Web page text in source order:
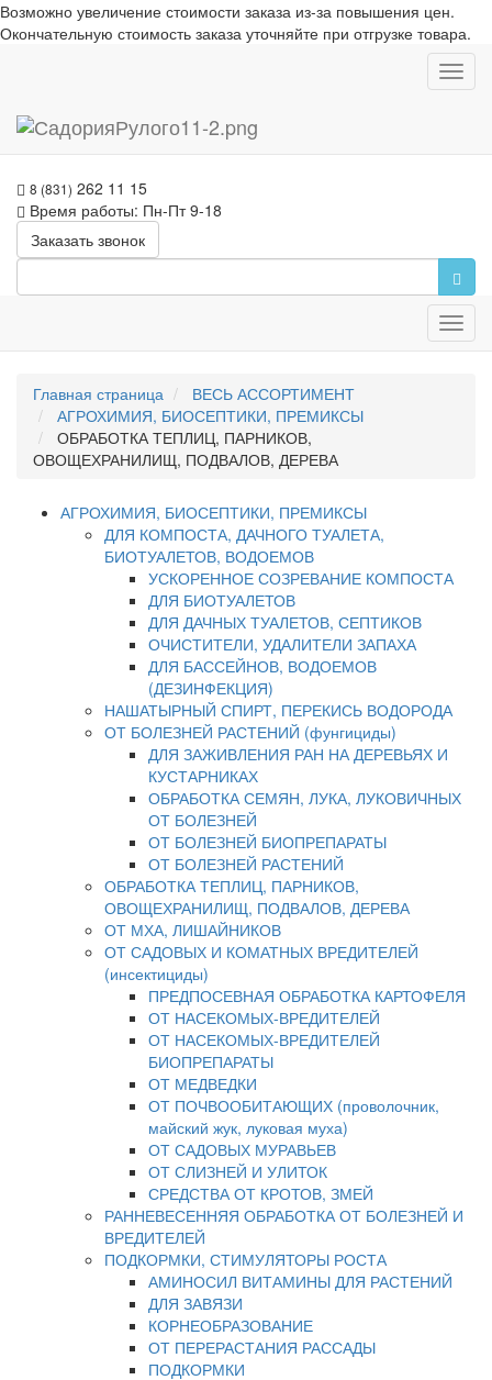
Возможно увеличение стоимости заказа из-за повышения цен.
Окончательную стоимость заказа уточняйте при отгрузке товара.
8 (831) 262 11 15
Время работы: Пн-Пт 9-18
Заказать звонок
Главная страница
ВЕСЬ АССОРТИМЕНТ
АГРОХИМИЯ, БИОСЕПТИКИ, ПРЕМИКСЫ
ОБРАБОТКА ТЕПЛИЦ, ПАРНИКОВ,
ОВОЩЕХРАНИЛИЩ, ПОДВАЛОВ, ДЕРЕВА
АГРОХИМИЯ, БИОСЕПТИКИ, ПРЕМИКСЫ
ДЛЯ КОМПОСТА, ДАЧНОГО ТУАЛЕТА,
БИОТУАЛЕТОВ, ВОДОЕМОВ
УСКОРЕННОЕ СОЗРЕВАНИЕ КОМПОСТА
ДЛЯ БИОТУАЛЕТОВ
ДЛЯ ДАЧНЫХ ТУАЛЕТОВ, СЕПТИКОВ
ОЧИСТИТЕЛИ, УДАЛИТЕЛИ ЗАПАХА
ДЛЯ БАССЕЙНОВ, ВОДОЕМОВ
(ДЕЗИНФЕКЦИЯ)
НАШАТЫРНЫЙ СПИРТ, ПЕРЕКИСЬ ВОДОРОДА
ОТ БОЛЕЗНЕЙ РАСТЕНИЙ (фунгициды)
ДЛЯ ЗАЖИВЛЕНИЯ РАН НА ДЕРЕВЬЯХ И
КУСТАРНИКАХ
ОБРАБОТКА СЕМЯН, ЛУКА, ЛУКОВИЧНЫХ
ОТ БОЛЕЗНЕЙ
ОТ БОЛЕЗНЕЙ БИОПРЕПАРАТЫ
ОТ БОЛЕЗНЕЙ РАСТЕНИЙ
ОБРАБОТКА ТЕПЛИЦ, ПАРНИКОВ,
ОВОЩЕХРАНИЛИЩ, ПОДВАЛОВ, ДЕРЕВА
ОТ МХА, ЛИШАЙНИКОВ
ОТ САДОВЫХ И КОМАТНЫХ ВРЕДИТЕЛЕЙ
(инсектициды)
ПРЕДПОСЕВНАЯ ОБРАБОТКА КАРТОФЕЛЯ
ОТ НАСЕКОМЫХ-ВРЕДИТЕЛЕЙ
ОТ НАСЕКОМЫХ-ВРЕДИТЕЛЕЙ
БИОПРЕПАРАТЫ
ОТ МЕДВЕДКИ
ОТ ПОЧВООБИТАЮЩИХ (проволочник,
майский жук, луковая муха)
ОТ САДОВЫХ МУРАВЬЕВ
ОТ СЛИЗНЕЙ И УЛИТОК
СРЕДСТВА ОТ КРОТОВ, ЗМЕЙ
РАННЕВЕСЕННЯЯ ОБРАБОТКА ОТ БОЛЕЗНЕЙ И
ВРЕДИТЕЛЕЙ
ПОДКОРМКИ, СТИМУЛЯТОРЫ РОСТА
АМИНОСИЛ ВИТАМИНЫ ДЛЯ РАСТЕНИЙ
ДЛЯ ЗАВЯЗИ
КОРНЕОБРАЗОВАНИЕ
ОТ ПЕРЕРАСТАНИЯ РАССАДЫ
ПОДКОРМКИ